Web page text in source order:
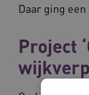
Daar ging
Project